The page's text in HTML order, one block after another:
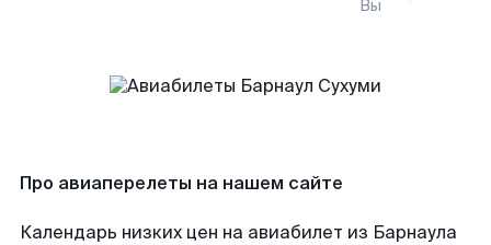
Вы
Про авиаперелеты на нашем сайте
Календарь низких цен на авиабилет из Барнаула